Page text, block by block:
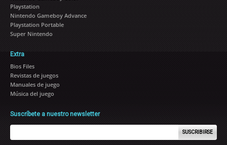
Playstation
Nintendo Gameboy Advance
Playstation Portable
Super Nintendo
Extra
Bios Files
Revistas de juegos
Manuales de juego
Música del juego
Suscríbete a nuestro newsletter
SUSCRIBIRSE